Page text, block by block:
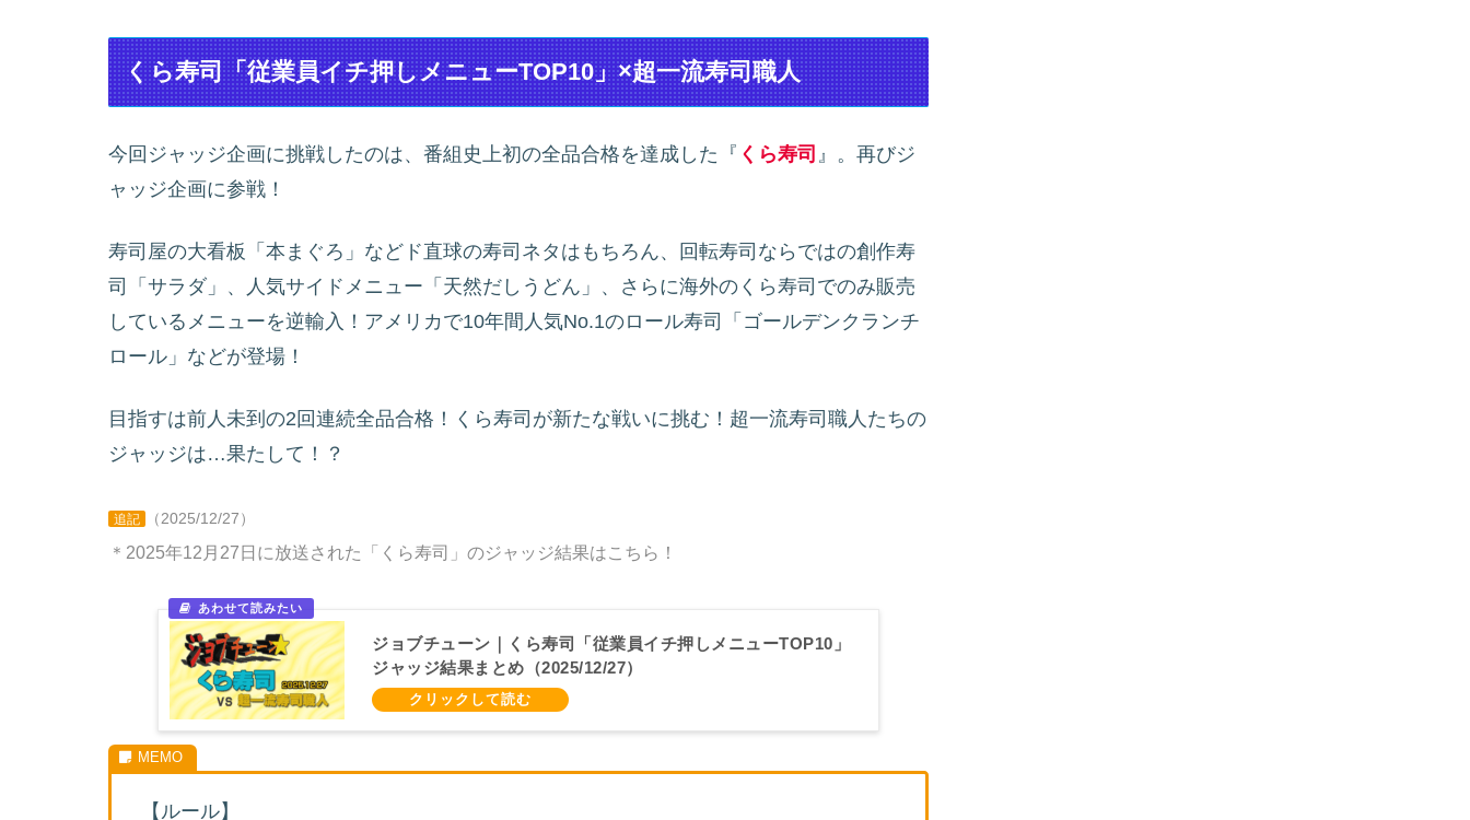
くら寿司「従業員イチ押しメニューTOP10」×超一流寿司職人
今回ジャッジ企画に挑戦したのは、番組史上初の全品合格を達成した『 くら寿司 』。再びジ
ャッジ企画に参戦！
寿司屋の大看板「本まぐろ」などド直球の寿司ネタはもちろん、回転寿司ならではの創作寿
司「サラダ」、人気サイドメニュー「天然だしうどん」、さらに海外のくら寿司でのみ販売
しているメニューを逆輸入！アメリカで10年間人気No.1のロール寿司「ゴールデンクランチ
ロール」などが登場！
目指すは前人未到の2回連続全品合格！くら寿司が新たな戦いに挑む！超一流寿司職人たちの
ジャッジは…果たして！？
追記 （2025/12/27）
＊2025年12月27日に放送された「くら寿司」のジャッジ結果はこちら！
ジョブチューン｜くら寿司「従業員イチ押しメニューTOP10」
ジャッジ結果まとめ（2025/12/27）
【ルール】